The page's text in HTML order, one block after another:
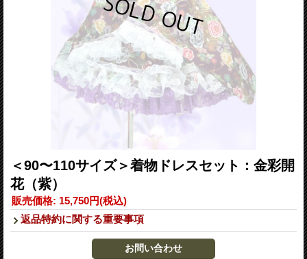
＜90〜110サイズ＞着物ドレスセット：金彩開
花（紫）
販売価格: 15,750円(税込)
返品特約に関する重要事項